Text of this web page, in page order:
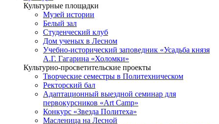
Культурные площадки
Музей истории
Белый зал
Студенческий клуб
Дом ученых в Лесном
Учебно-исторический заповедник «Усадьба князя
А.Г. Гагарина «Холомки»
Культурно-просветительские проекты
Творческие семестры в Политехническом
Ректорский бал
Адаптационный выездной семинар для
первокурсников «Art Camp»
Конкурс «Звезда Политеха»
Масленица на Лесной